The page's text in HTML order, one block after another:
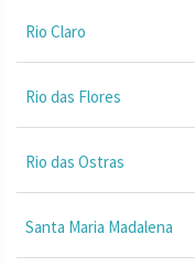
Rio Claro
Rio das Flores
Rio das Ostras
Santa Maria Madalena